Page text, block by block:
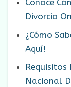
Conoce
Divorcio
¿Cómo
Aquí!
Requisitos
Nacional